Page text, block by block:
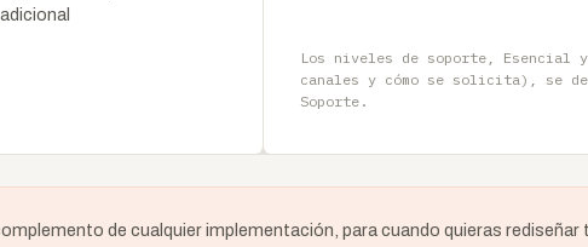
Los niveles de soporte, Esencial
canales y cómo se solicita), se
Soporte.
de cualquier implementación, para cuando quieras